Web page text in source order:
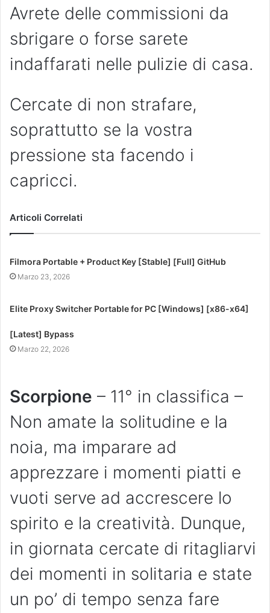
Avrete delle commissioni da
sbrigare o forse sarete
indaffarati nelle pulizie di casa.
Cercate di non strafare,
soprattutto se la vostra
pressione sta facendo i
capricci.
Articoli Correlati
Filmora Portable + Product Key [Stable] [Full] GitHub
Marzo 23, 2026
Elite Proxy Switcher Portable for PC [Windows] [x86-x64]
[Latest] Bypass
Marzo 22, 2026
Scorpione – 11° in classifica –
Non amate la solitudine e la
noia, ma imparare ad
apprezzare i momenti piatti e
vuoti serve ad accrescere lo
spirito e la creatività. Dunque,
in giornata cercate di ritagliarvi
dei momenti in solitaria e state
un po’ di tempo senza fare